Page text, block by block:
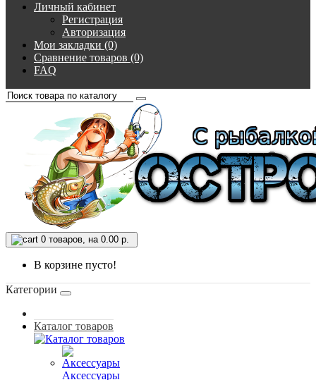
Личный кабинет
Регистрация
Авторизация
Мои закладки (0)
Сравнение товаров (0)
FAQ
0 товаров, на 0.00 р.
В корзине пусто!
Категории
Каталог товаров
Аксессуары